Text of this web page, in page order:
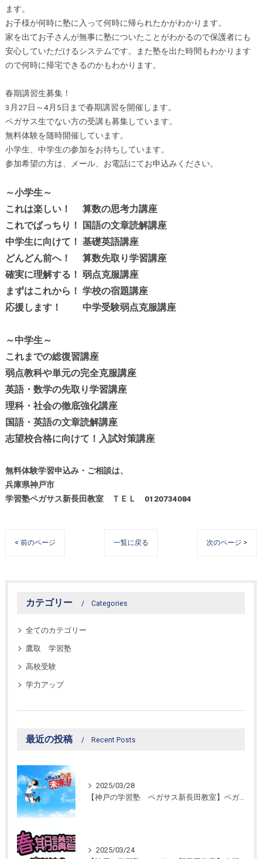
ます。
お子様が何時に塾に入って何時に帰られたかがわかります。
家を出てお子さんが無事に塾についたことがわかるので保護者にも
安心していただけるシステムです。また塾を出た時間もわかります
ので何時に帰宅できるのかもわかります。
春期講習生募集！
3月27日～4月5日まで春期講習を開催します。
ペガサス生でない方の受講も募集しています。
無料体験を随時開催しています。
小学生、中学生の参加をお待ちしています。
参加希望の方は、メール、お電話にてお申込みください。
～小学生～
これは楽しい！ 算数の思考力講座
これでばっちり！ 国語の文章読解講座
中学生に向けて！ 基礎英語講座
どんどん前へ！ 算数先取り学習講座
確実に理解する！ 弱点克服講座
まずはこれから！ 学校の宿題講座
応援します！ 中学受験弱点克服講座
～中学生～
これまでの総復習講座
弱点教科や単元の完全克服講座
英語・数学の先取り学習講座
理科・社会の徹底強化講座
国語・英語の文章読解講座
志望校合格に向けて！入試対策講座
無料体験学習申込み・ご相談は、
兵庫県神戸市
学習塾ペガサス新長田教室 ＴＥＬ 0120734084
< 前のページ 一覧に戻る 次のページ >
カテゴリー Categories
全てのカテゴリー
鷹取 学習塾
高校受験
学力アップ
最近の投稿 Recent Posts
2025/03/28
【神戸の学習塾 ペガサス新長田教室】ペガサス学習スタイル！
2025/03/24